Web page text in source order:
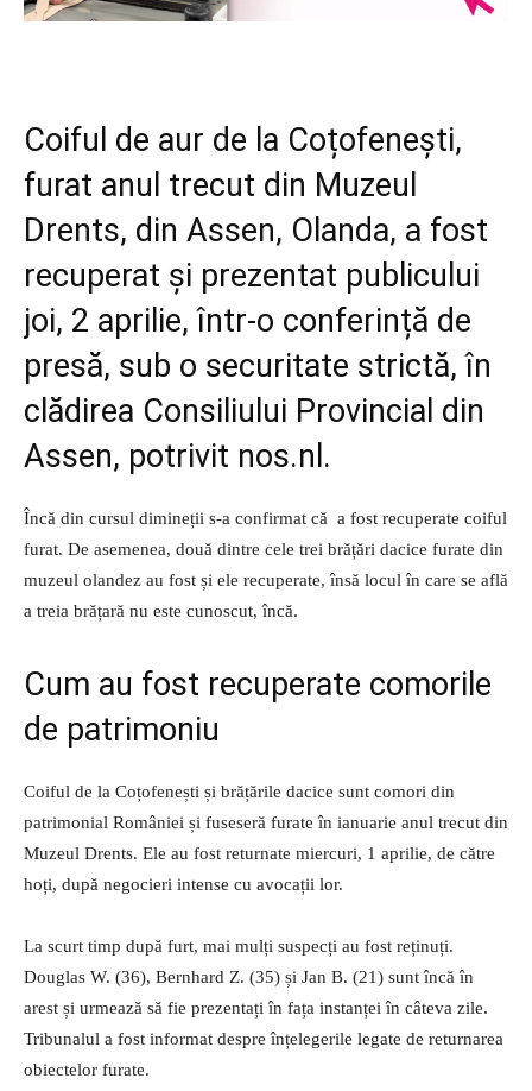
Coiful de aur de la Coțofenești,
furat anul trecut din Muzeul
Drents, din Assen, Olanda, a fost
recuperat și prezentat publicului
joi, 2 aprilie, într-o conferință de
presă, sub o securitate strictă, în
clădirea Consiliului Provincial din
Assen, potrivit nos.nl.
Încă din cursul dimineții s-a confirmat că a fost recuperate coiful
furat. De asemenea, două dintre cele trei brățări dacice furate din
muzeul olandez au fost și ele recuperate, însă locul în care se află
a treia brățară nu este cunoscut, încă.
Cum au fost recuperate comorile
de patrimoniu
Coiful de la Coțofenești și brățările dacice sunt comori din
patrimonial României și fuseseră furate în ianuarie anul trecut din
Muzeul Drents. Ele au fost returnate miercuri, 1 aprilie, de către
hoți, după negocieri intense cu avocații lor.
La scurt timp după furt, mai mulți suspecți au fost reținuți.
Douglas W. (36), Bernhard Z. (35) și Jan B. (21) sunt încă în
arest și urmează să fie prezentați în fața instanței în câteva zile.
Tribunalul a fost informat despre înțelegerile legate de returnarea
obiectelor furate.